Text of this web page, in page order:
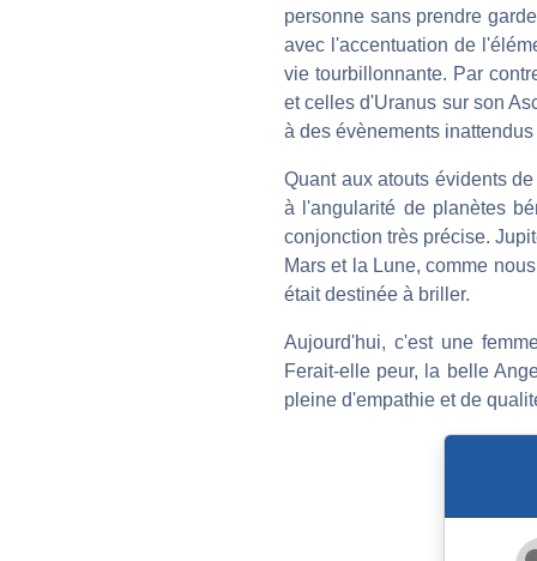
personne sans prendre
avec l'accentuation de
vie tourbillonnante. Par
et celles d'Uranus sur son
à des évènements
Quant aux atouts évidents
à l'angularité de planètes
conjonction très précise.
Mars et la Lune, comme
était destinée à briller.
Aujourd'hui, c'est une
Ferait-elle peur, la belle
pleine d'empathie et de